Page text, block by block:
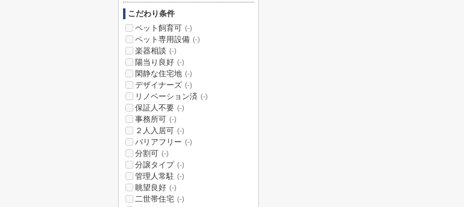
こだわり条件
ペット飼育可 (-)
ペット専用設備 (-)
楽器相談 (-)
陽当り良好 (-)
閑静な住宅地 (-)
デザイナーズ (-)
リノベーション済 (-)
保証人不要 (-)
事務所可 (-)
２人入居可 (-)
バリアフリー (-)
分割可 (-)
分譲タイプ (-)
管理人常駐 (-)
眺望良好 (-)
二世帯住宅 (-)